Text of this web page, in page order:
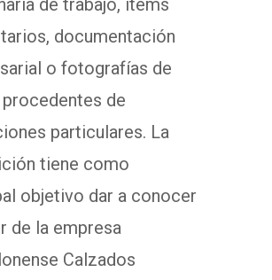
de trabajo, ítems
documentación
o fotografías de
de
particulares. La
tiene como
objetivo dar a conocer
de la empresa
Calzados